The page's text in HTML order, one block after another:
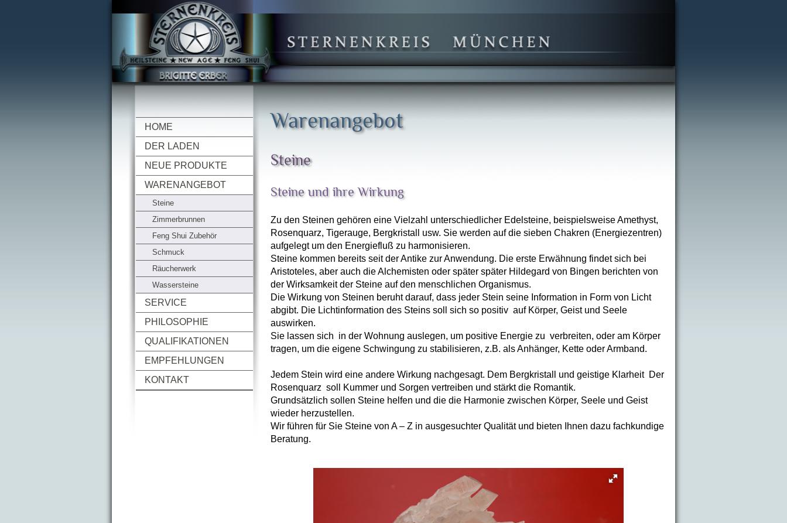
HOME
DER LADEN
NEUE PRODUKTE
WARENANGEBOT
Steine
Zimmerbrunnen
Feng Shui Zubehör
Schmuck
Räucherwerk
Wassersteine
SERVICE
PHILOSOPHIE
QUALIFIKATIONEN
EMPFEHLUNGEN
KONTAKT
Warenangebot
Steine
Steine und ihre Wirkung
Zu den Steinen gehören eine Vielzahl unterschiedlicher Edelsteine, beispielsweise Amethyst,
Rosenquarz, Tigerauge, Bergkristall usw. Sie werden auf die sieben Chakren (Energiezentren)
aufgelegt um den Energiefluß zu harmonisieren.
Steine kommen bereits seit der Antike zur Anwendung. Die erste Erwähnung findet sich bei
Aristoteles, aber auch die Alchemisten oder später später Hildegard von Bingen berichten von
der Wirksamkeit der Steine auf den menschlichen Organismus.
Die Wirkung von Steinen beruht darauf, dass jeder Stein seine Information in Form von Licht
abgibt. Die Lichtinformation des Steins soll sich so positiv auf Körper, Geist und Seele
auswirken.
Sie lassen sich in der Wohnung auslegen, um positive Energie zu verbreiten, oder am Körper
tragen, um die eigene Schwingung zu stabilisieren, z.B. als Anhänger, Kette oder Armband.
Jedem Stein wird eine andere Wirkung nachgesagt. Dem Bergkristall und geistige Klarheit Der
Rosenquarz soll Kummer und Sorgen vertreiben und stärkt die Romantik.
Grundsätzlich sollen Steine helfen und die die Harmonie zwischen Körper, Seele und Geist
wieder herzustellen.
Wir führen für Sie Steine von A – Z in ausgesuchter Qualität und bieten Ihnen dazu fachkundige
Beratung.